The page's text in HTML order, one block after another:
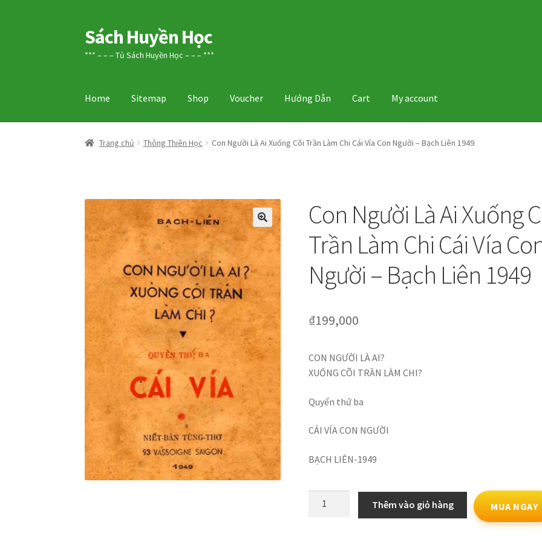
Đi
đến
Chuyển
đến
Sách Huyền Học
*** – – – Tủ Sách Huyền Học – – – ***
Home Sitemap Shop Voucher Hướng Dẫn Cart My account
Trang chủ Thông Thiên Học Con Người Là Ai Xuống Cõi Trần Làm Chi Cái Vía Con Người – Bạch Liên 1949
Con Người Là Ai Xuống
Trần Làm Chi Cái Vía
Người – Bạch Liên 1949
₫199,000
CON NGƯỜI LÀ AI?
XUỐNG CÕI TRẦN LÀM CHI?
Quyển thứ ba
CÁI VÍA CON NGƯỜI
BẠCH LIÊN-1949
Thêm vào giỏ hàng MUA NGAY